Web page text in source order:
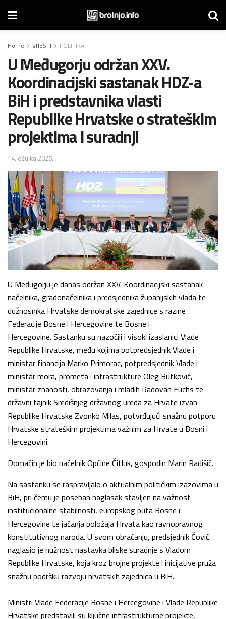
Home VIJESTI POLITIKA
U Međugorju održan XXV.
Koordinacijski sastanak HDZ-a
BiH i predstavnika vlasti
Republike Hrvatske o strateškim
projektima i suradnji
14. ožujka 2025.
U Međugorju je danas održan XXV. Koordinacijski sastanak
načelnika, gradonačelnika i predsjednika županijskih vlada te
dužnosnika Hrvatske demokratske zajednice s razine
Federacije Bosne i Hercegovine te Bosne i
Hercegovine. Sastanku su nazočili i visoki izaslanici Vlade
Republike Hrvatske, među kojima potpredsjednik Vlade i
ministar financija Marko Primorac, potpredsjednik Vlade i
ministar mora, prometa i infrastrukture Oleg Butković,
ministar znanosti, obrazovanja i mladih Radovan Fuchs te
državni tajnik Središnjeg državnog ureda za Hrvate izvan
Republike Hrvatske Zvonko Milas, potvrđujući snažnu potporu
Hrvatske strateškim projektima važnim za Hrvate u Bosni i
Hercegovini.
Domaćin je bio načelnik Općine Čitluk, gospodin Marin Radišić.
Na sastanku se raspravljalo o aktualnim političkim izazovima u
BiH, pri čemu je poseban naglasak stavljen na važnost
institucionalne stabilnosti, europskog puta Bosne i
Hercegovine te jačanja položaja Hrvata kao ravnopravnog
konstitutivnog naroda. U svom obraćanju, predsjednik Čović
naglasio je nužnost nastavka bliske suradnje s Vladom
Republike Hrvatske, koja kroz brojne projekte i inicijative pruža
snažnu podršku razvoju hrvatskih zajednica u BiH.
Ministri Vlade Federacije Bosne i Hercegovine i Vlade Republike
Hrvatske predstavili su ključne infrastrukturne projekte,